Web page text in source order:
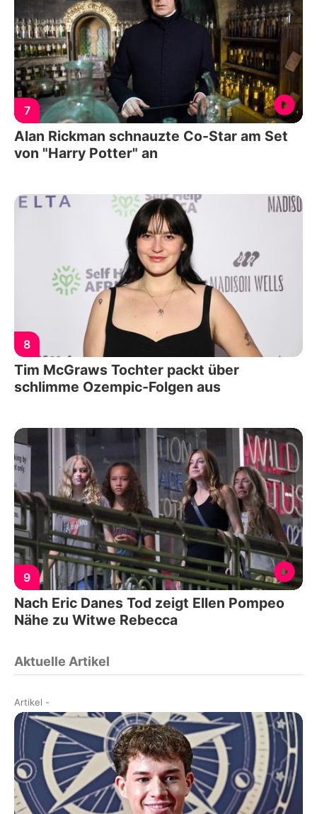
7
Alan Rickman schnauzte Co-Star am Set
von "Harry Potter" an
8
Tim McGraws Tochter packt über
schlimme Ozempic-Folgen aus
9
Nach Eric Danes Tod zeigt Ellen Pompeo
Nähe zu Witwe Rebecca
Aktuelle Artikel
Artikel -